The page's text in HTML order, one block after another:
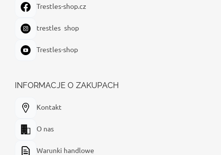
Trestles-shop.cz
trestles_shop
Trestles-shop
INFORMACJE O ZAKUPACH
Kontakt
O nas
Warunki handlowe